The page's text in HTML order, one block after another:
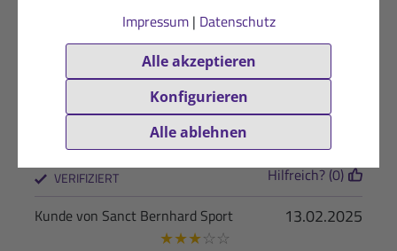
Impressum| Datenschutz
Alle akzeptieren
Konfigurieren
Alle ablehnen
Hilfreich? (1)
Glückliche Sanct Bernhard Sport-Kundin
★★★★★
Unser Sohn und die beiden Schwiegersöhne
essen den Riegel besonders gerne.
VERIFIZIERT Hilfreich? (0)
13.02.2025
Kunde von Sanct Bernhard Sport
★★★☆☆